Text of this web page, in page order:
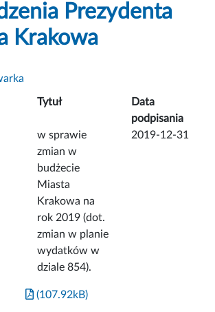
Prezydenta
Krakowa
Tytuł
Data
podpisania
w sprawie
zmian w
budżecie
Miasta
Krakowa na
rok 2019 (dot.
zmian w planie
wydatków w
dziale 854).
2019-12-31
(107.92kB)